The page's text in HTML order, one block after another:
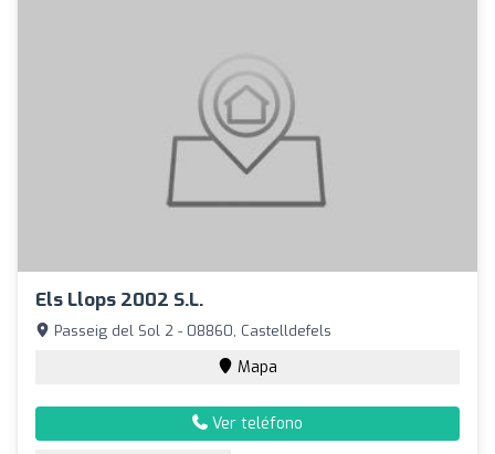
Els Llops 2002 S.L.
Passeig del Sol 2 - 08860, Castelldefels
Mapa
Ver teléfono